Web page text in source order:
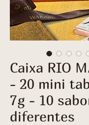
Caixa RIO
- 20 mini
7g - 10
diferentes